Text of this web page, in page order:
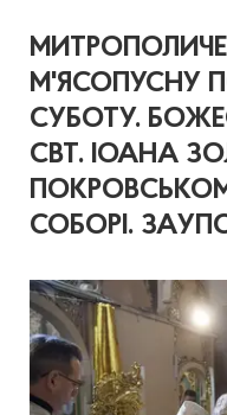
М'ЯСОПУСНУ
СУБОТУ.
СВТ. ІОАНА
СОБОРІ.